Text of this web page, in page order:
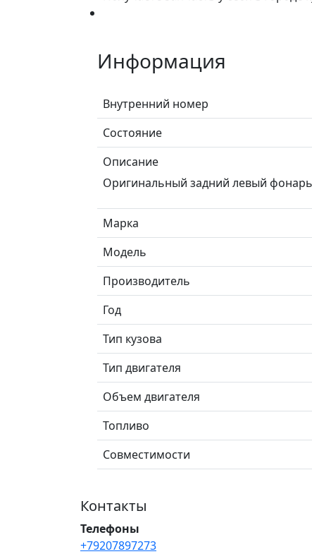
Информация
Внутренний номер
Состояние
Описание
Оригинальный задний левый
Марка
Модель
Производитель
Год
Тип кузова
Тип двигателя
Объем двигателя
Топливо
Совместимости
Контакты
Телефоны
+79207897273